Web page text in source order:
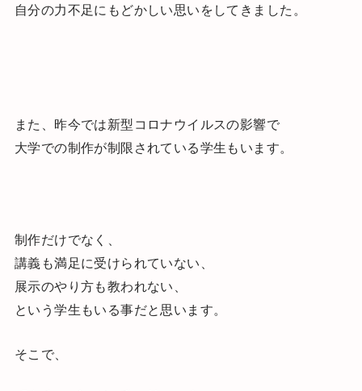
自分の力不足にもどかしい思いをしてきました。
また、昨今では新型コロナウイルスの影響で
大学での制作が制限されている学生もいます。
制作だけでなく、
講義も満足に受けられていない、
展示のやり方も教われない、
という学生もいる事だと思います。
そこで、